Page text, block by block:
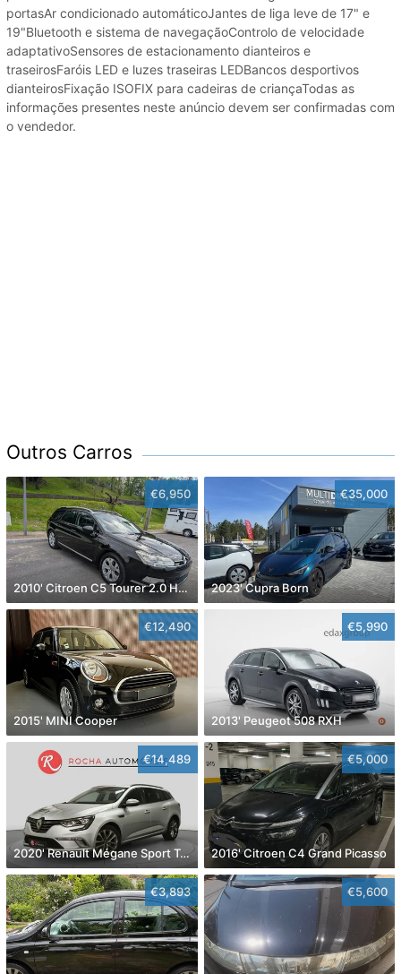
portasAr condicionado automáticoJantes de liga leve de 17" e
19"Bluetooth e sistema de navegaçãoControlo de velocidade
adaptativoSensores de estacionamento dianteiros e
traseirosFaróis LED e luzes traseiras LEDBancos desportivos
dianteirosFixação ISOFIX para cadeiras de criançaTodas as
informações presentes neste anúncio devem ser confirmadas com
o vendedor.
Outros Carros
€6,950
2010' Citroen C5 Tourer 2.0 Hdi Exclusive
€35,000
2023' Cupra Born
€12,490
2015' MINI Cooper
€5,990
2013' Peugeot 508 RXH
€14,489
2020' Renault Mégane Sport Tourer
€5,000
2016' Citroen C4 Grand Picasso
€3,893 €5,600